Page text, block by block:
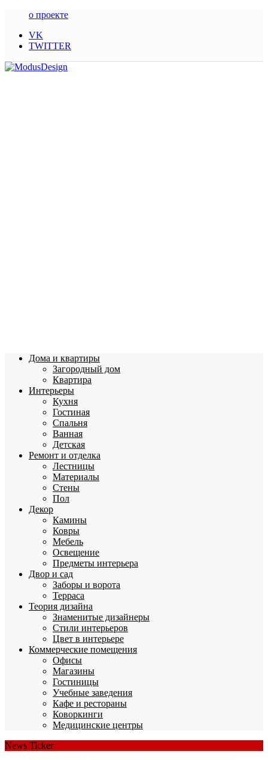
о проекте
VK
TWITTER
Дома и квартиры
Загородный дом
Квартира
Интерьеры
Кухня
Гостиная
Спальня
Ванная
Детская
Ремонт и отделка
Лестницы
Материалы
Стены
Пол
Декор
Камины
Ковры
Мебель
Освещение
Предметы интерьера
Двор и сад
Заборы и ворота
Терраса
Теория дизайна
Знаменитые дизайнеры
Стили интерьеров
Цвет в интерьере
Коммерческие помещения
Офисы
Магазины
Гостиницы
Учебные заведения
Кафе и рестораны
Коворкинги
Медицинские центры
News Ticker